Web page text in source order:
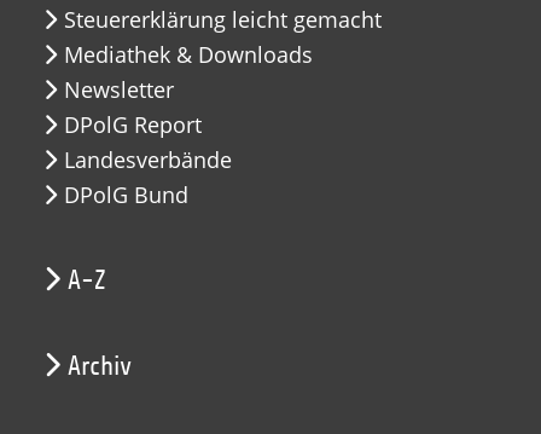
Steuererklärung leicht gemacht
Mediathek & Downloads
Newsletter
DPolG Report
Landesverbände
DPolG Bund
A-Z
Archiv